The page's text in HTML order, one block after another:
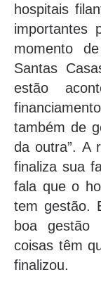
hospitais
importantes
momento
Santas
estão
também de
da outra”. A
finaliza sua
fala que o
tem gestão.
boa gestão
coisas têm
finalizou.